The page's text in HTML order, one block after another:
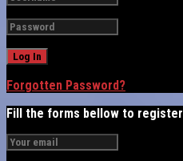
Forgotten Password?
Fill the forms bellow to register